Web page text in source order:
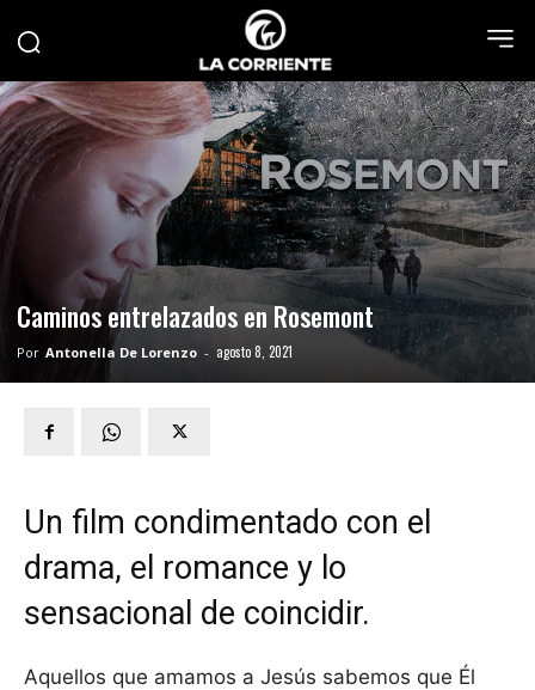
Caminos entrelazados en Rosemont
Por Antonella De Lorenzo - agosto 8, 2021
Un film condimentado con el
drama, el romance y lo
sensacional de coincidir.
Aquellos que amamos a Jesús sabemos que Él